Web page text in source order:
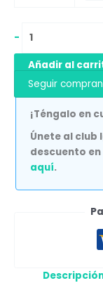
-
Añadir al
Seguir
¡Téngalo en
Únete al club
descuento
aquí.